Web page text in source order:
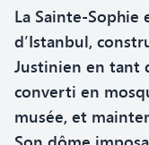
La Sainte-
d’Istanbul,
Justinien en tant
converti en
musée, et